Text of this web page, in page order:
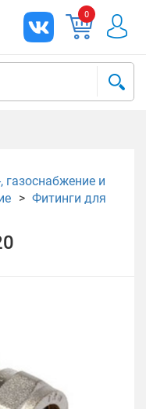
0
газоснабжение и
Фитинги для